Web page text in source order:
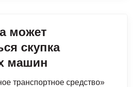
может
скупка
машин
транспортное средство»